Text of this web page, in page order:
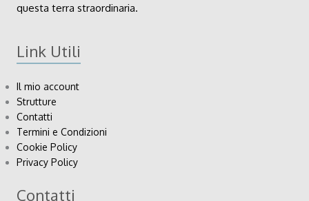
questa terra straordinaria.
Link Utili
Il mio account
Strutture
Contatti
Termini e Condizioni
Cookie Policy
Privacy Policy
Contatti